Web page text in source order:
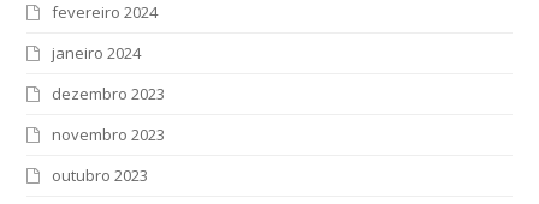
fevereiro 2024
janeiro 2024
dezembro 2023
novembro 2023
outubro 2023